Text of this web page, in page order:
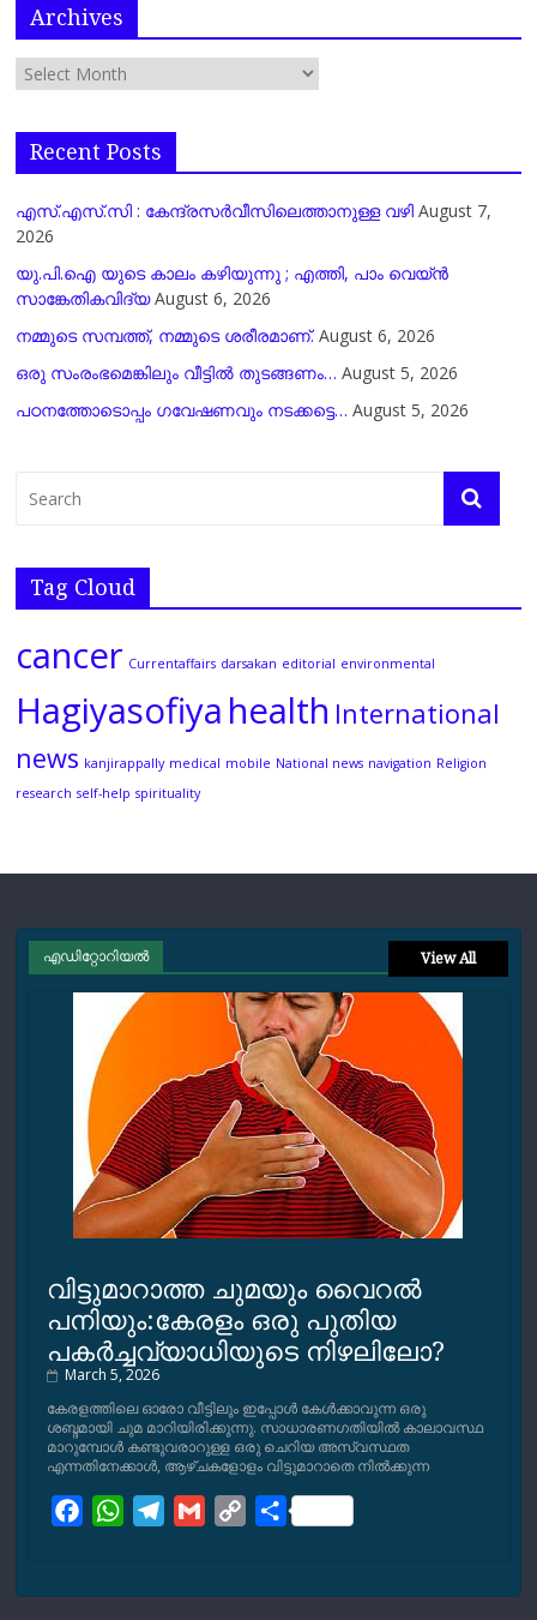
Archives
Recent Posts
എസ്.എസ്.സി : കേന്ദ്രസർവീസിലെത്താനുള്ള വഴി August 7,
2026
യു.പി.ഐ യുടെ കാലം കഴിയുന്നു ; എത്തി, പാം വെയ്ൻ
സാങ്കേതികവിദ്യ August 6, 2026
നമ്മുടെ സമ്പത്ത്, നമ്മുടെ ശരീരമാണ്. August 6, 2026
ഒരു സംരംഭമെങ്കിലും വീട്ടിൽ തുടങ്ങണം… August 5, 2026
പഠനത്തോടൊപ്പം ഗവേഷണവും നടക്കട്ടെ… August 5, 2026
Tag Cloud
cancer Currentaffairs darsakan editorial environmental
Hagiyasofiya health International
news kanjirappally medical mobile National news navigation Religion
research self-help spirituality
എഡിറ്റോറിയല്‍ View All
വിട്ടുമാറാത്ത ചുമയും വൈറല്‍
പനിയും:കേരളം ഒരു പുതിയ
പകര്‍ച്ചവ്യാധിയുടെ നിഴലിലോ?
March 5, 2026
കേരളത്തിലെ ഓരോ വീട്ടിലും ഇപ്പോള്‍ കേള്‍ക്കാവുന്ന ഒരു
ശബ്ദമായി ചുമ മാറിയിരിക്കുന്നു. സാധാരണഗതിയില്‍ കാലാവസ്ഥ
മാറുമ്പോള്‍ കണ്ടുവരാറുള്ള ഒരു ചെറിയ അസ്വസ്ഥത
എന്നതിനേക്കാള്‍, ആഴ്ചകളോളം വിട്ടുമാറാതെ നില്‍ക്കുന്ന
e
W
t
e
i
y
S
r